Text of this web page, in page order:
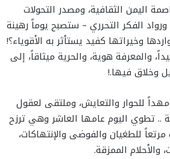
اليمن الثقافية، ومصدر التحولات
ورواد الفكر التحرري – ستصبح يوماً رهينة
وخيراتها كفيد يستأثر به الأقوياء؟!
والمعرفة هوية، والحرية ميثاقاً، إلى
وخلاق فيها.!
للحوار والتعايش، وملتقى لعقول
.. تطوي اليوم عامها العاشر وهي ترزح
للطغيان والفوضى والإنتهاكات،
والأحلام الممزقة.